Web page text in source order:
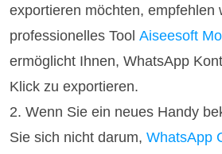
exportieren möchten, empfehlen
professionelles ToolAiseesoft
ermöglicht Ihnen, WhatsApp
Klick zu exportieren.
2. Wenn Sie ein neues Handy
Sie sich nicht darum,WhatsApp